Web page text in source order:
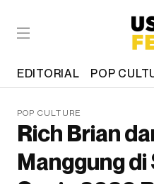
EDITORIAL POP
POP CULTURE
Rich Brian
Manggung